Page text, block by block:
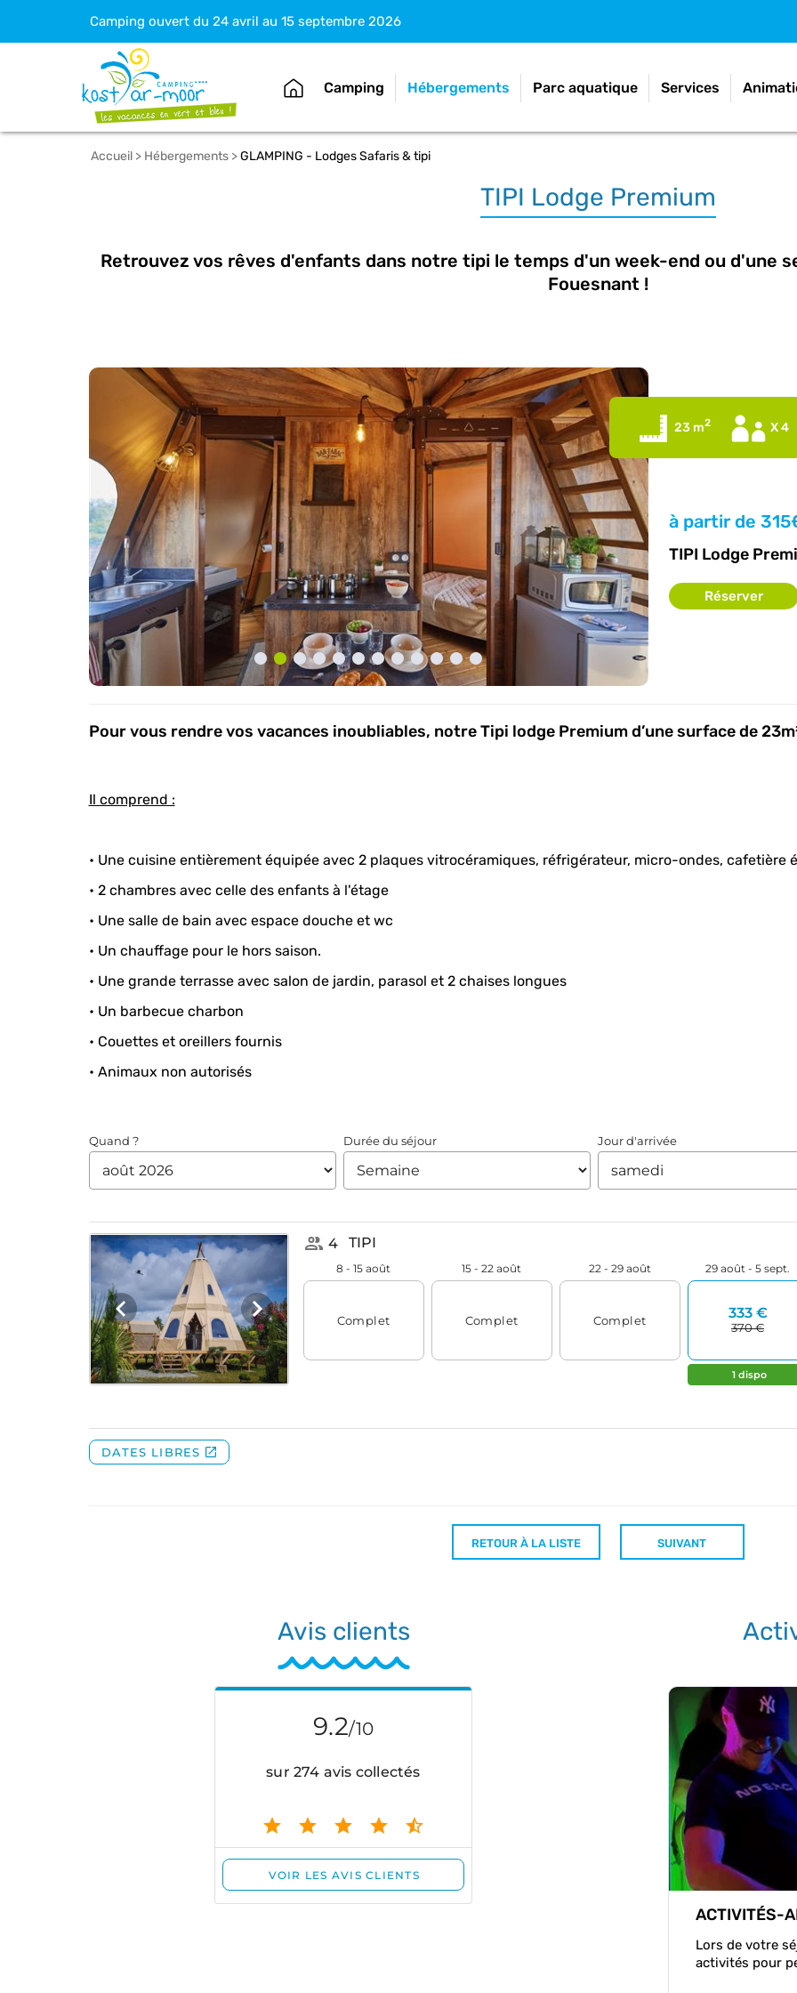
Camping ouvert du 24 avril au 15 septembre 2026
Camping Hébergements Parc aquatique Services
Accueil > Hébergements >GLAMPING - Lodges Safaris & tipi
TIPI Lodge Premium
Retrouvez vos rêves d'enfants dans notre tipi le temps d'un week-end ou d'une
Fouesnant !
23 m2 X 4
à partir de
TIPI Lodge
Réserver
Pour vous rendre vos vacances inoubliables, notre Tipi lodge Premium d’une surface de
Il comprend :
• Une cuisine entièrement équipée avec 2 plaques vitrocéramiques, réfrigérateur, micro-ondes, cafetière
• 2 chambres avec celle des enfants à l'étage
• Une salle de bain avec espace douche et wc
• Un chauffage pour le hors saison.
• Une grande terrasse avec salon de jardin, parasol et 2 chaises longues
• Un barbecue charbon
• Couettes et oreillers fournis
• Animaux non autorisés
RETOUR À LA LISTE SUIVANT
Avis clients
ACTIVITÉS-
Lors de votre
activités pour